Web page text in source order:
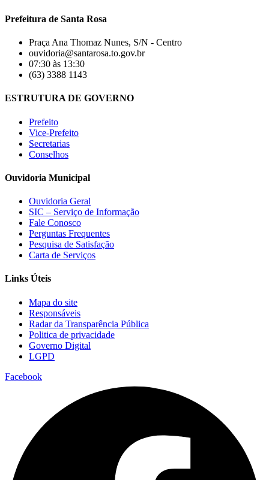
Prefeitura de Santa Rosa
Praça Ana Thomaz Nunes, S/N - Centro
ouvidoria@santarosa.to.gov.br
07:30 às 13:30
(63) 3388 1143
ESTRUTURA DE GOVERNO
Prefeito
Vice-Prefeito
Secretarias
Conselhos
Ouvidoria Municipal
Ouvidoria Geral
SIC – Serviço de Informação
Fale Conosco
Perguntas Frequentes
Pesquisa de Satisfação
Carta de Serviços
Links Úteis
Mapa do site
Responsáveis
Radar da Transparência Pública
Politica de privacidade
Governo Digital
LGPD
Facebook